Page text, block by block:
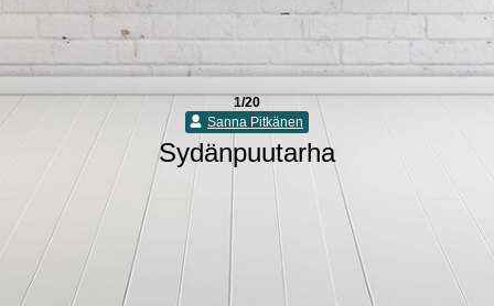
1/20
Sanna Pitkänen
Sydänpuutarha